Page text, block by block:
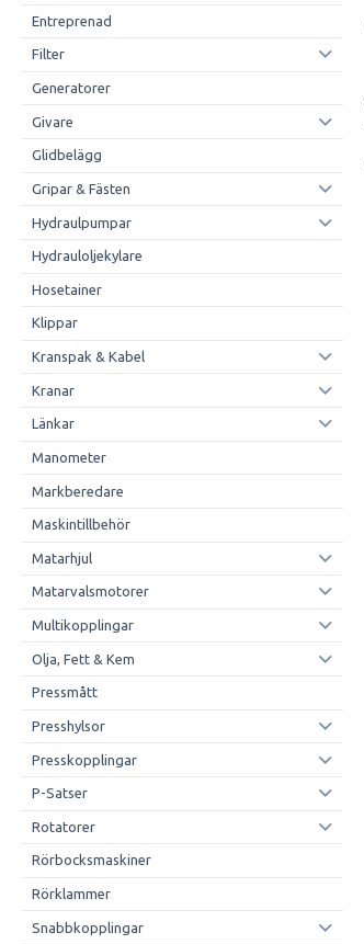
Entreprenad
Filter
Generatorer
Givare
Glidbelägg
Gripar & Fästen
Hydraulpumpar
Hydrauloljekylare
Hosetainer
Klippar
Kranspak & Kabel
Kranar
Länkar
Manometer
Markberedare
Maskintillbehör
Matarhjul
Matarvalsmotorer
Multikopplingar
Olja, Fett & Kem
Pressmått
Presshylsor
Presskopplingar
P-Satser
Rotatorer
Rörbocksmaskiner
Rörklammer
Snabbkopplingar